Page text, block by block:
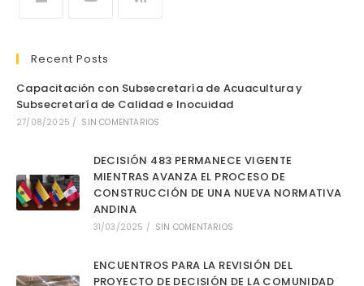
Recent Posts
Capacitación con Subsecretaría de Acuacultura y
Subsecretaría de Calidad e Inocuidad
27/08/2025 / SIN COMENTARIOS
DECISIÓN 483 PERMANECE VIGENTE
MIENTRAS AVANZA EL PROCESO DE
CONSTRUCCIÓN DE UNA NUEVA NORMATIVA
ANDINA
31/03/2025 / SIN COMENTARIOS
ENCUENTROS PARA LA REVISIÓN DEL
PROYECTO DE DECISIÓN DE LA COMUNIDAD